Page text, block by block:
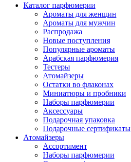
Каталог парфюмерии
Ароматы для женщин
Ароматы для мужчин
Распродажа
Новые поступления
Популярные ароматы
Арабская парфюмерия
Тестеры
Атомайзеры
Остатки во флаконах
Миниатюры и пробники
Наборы парфюмерии
Аксессуары
Подарочная упаковка
Подарочные сертификаты
Атомайзеры
Ассортимент
Наборы парфюмерии